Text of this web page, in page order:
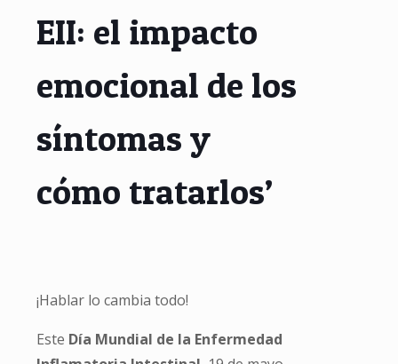
EII: el impacto
emocional de los
síntomas y
cómo tratarlos’
¡Hablar lo cambia todo!
Este Día Mundial de la Enfermedad